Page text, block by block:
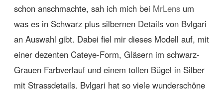
schon anschmachte, sah ich mich bei MrLens um
was es in Schwarz plus silbernen Details von Bvlgari
an Auswahl gibt. Dabei fiel mir dieses Modell auf, mit
einer dezenten Cateye-Form, Gläsern im schwarz-
Grauen Farbverlauf und einem tollen Bügel in Silber
mit Strassdetails. Bvlgari hat so viele wunderschöne